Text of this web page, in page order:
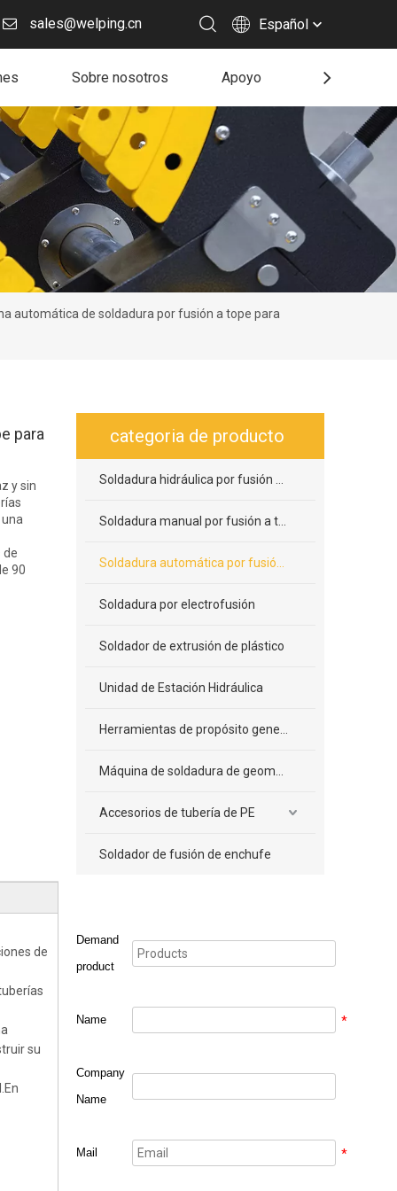
sales@welping.cn Español
Sobre nosotros Apoyo Recurso
automática de soldadura por fusión a tope para
para
y sin
de
90
de
su
categoria de producto
Soldadura por electrofusión
Soldador de extrusión de plástico
Unidad de Estación Hidráulica
Accesorios de tubería de PE
Soldador de fusión de enchufe
Demand
product
Name *
Company
Name
Mail *